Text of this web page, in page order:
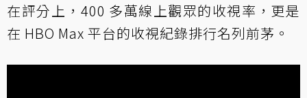
在評分上，400 多萬線上觀眾的收視率，更是
在 HBO Max 平台的收視紀錄排行名列前茅。